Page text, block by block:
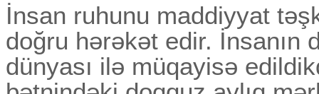
İnsan ruhunu maddiyyat
doğru hərəkət edir. İnsanın
dünyası ilə müqayisə